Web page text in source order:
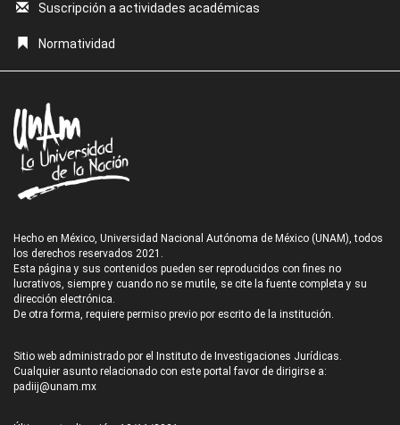
Suscripción a actividades académicas
Normatividad
Hecho en México, Universidad Nacional Autónoma de México (UNAM), todos
los derechos reservados 2021.
Esta página y sus contenidos pueden ser reproducidos con fines no
lucrativos, siempre y cuando no se mutile, se cite la fuente completa y su
dirección electrónica.
De otra forma, requiere permiso previo por escrito de la institución.
Sitio web administrado por el Instituto de Investigaciones Jurídicas.
Cualquier asunto relacionado con este portal favor de dirigirse a:
padiij@unam.mx